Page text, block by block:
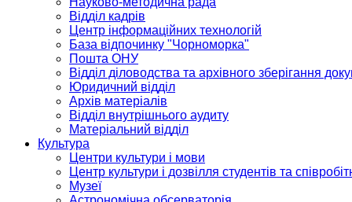
Відділ кадрів
Центр інформаційних технологій
База відпочинку "Чорноморка"
Пошта ОНУ
Відділ діловодства та архівного зберігання
Юридичний відділ
Архів матеріалів
Відділ внутрішнього аудиту
Матеріальний відділ
Культура
Центри культури і мови
Центр культури і дозвілля студентів та
Музеї